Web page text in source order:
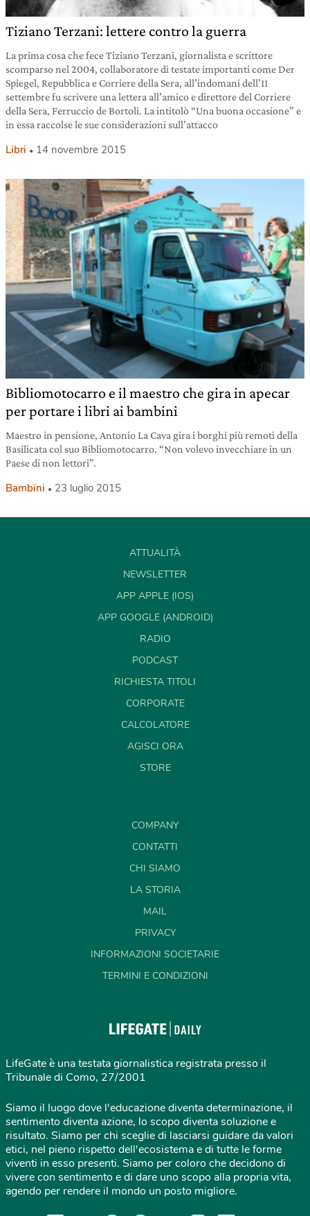
Tiziano Terzani: lettere contro la guerra
La prima cosa che fece Tiziano Terzani, giornalista e scrittore
scomparso nel 2004, collaboratore di testate importanti come Der
Spiegel, Repubblica e Corriere della Sera, all’indomani dell’11
settembre fu scrivere una lettera all’amico e direttore del Corriere
della Sera, Ferruccio de Bortoli. La intitolò “Una buona occasione” e
in essa raccolse le sue considerazioni sull’attacco
Libri 14 novembre 2015
Bibliomotocarro e il maestro che gira in apecar
per portare i libri ai bambini
Maestro in pensione, Antonio La Cava gira i borghi più remoti della
Basilicata col suo Bibliomotocarro. “Non volevo invecchiare in un
Paese di non lettori”.
Bambini 23 luglio 2015
ATTUALITÀ
NEWSLETTER
APP APPLE (IOS)
APP GOOGLE (ANDROID)
RADIO
PODCAST
RICHIESTA TITOLI
CORPORATE
CALCOLATORE
AGISCI ORA
STORE
COMPANY
CONTATTI
CHI SIAMO
LA STORIA
MAIL
PRIVACY
INFORMAZIONI SOCIETARIE
TERMINI E CONDIZIONI
LifeGate è una testata giornalistica registrata presso il
Tribunale di Como, 27/2001
Siamo il luogo dove l'educazione diventa determinazione, il
sentimento diventa azione, lo scopo diventa soluzione e
risultato. Siamo per chi sceglie di lasciarsi guidare da valori
etici, nel pieno rispetto dell'ecosistema e di tutte le forme
viventi in esso presenti. Siamo per coloro che decidono di
vivere con sentimento e di dare uno scopo alla propria vita,
agendo per rendere il mondo un posto migliore.